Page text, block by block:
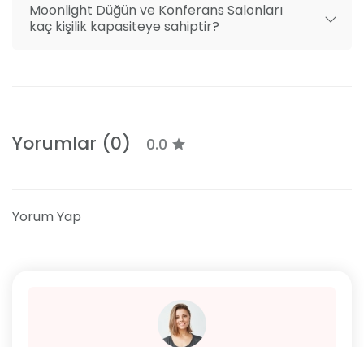
Moonlight Düğün ve Konferans Salonları
kaç kişilik kapasiteye sahiptir?
Yorumlar (0) 0.0
Yorum Yap